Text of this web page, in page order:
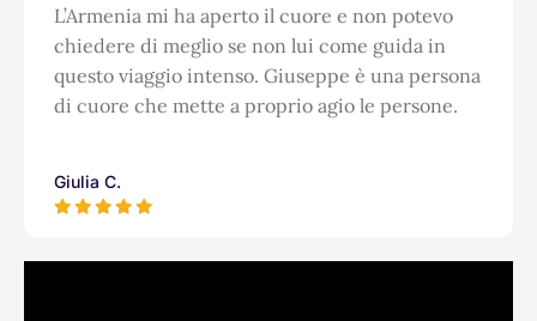
L’Armenia mi ha aperto il cuore e non potevo
chiedere di meglio se non lui come guida in
questo viaggio intenso. Giuseppe è una persona
di cuore che mette a proprio agio le persone.
Giulia C.